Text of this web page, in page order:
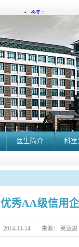
医生简介 科
优秀AA级信用
2014-11-14 来源： 英迈思